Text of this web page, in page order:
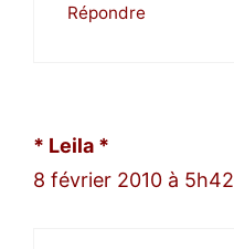
Répondre
* Leila *
8 février 2010 à 5h42